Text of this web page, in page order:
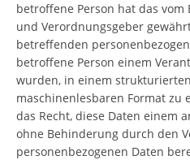
betroffene Person hat das
und Verordnungsgeber
betreffenden
betroffene Person einem
wurden, in einem
maschinenlesbaren Format zu
das Recht, diese Daten einem
ohne Behinderung durch den
personenbezogenen Daten